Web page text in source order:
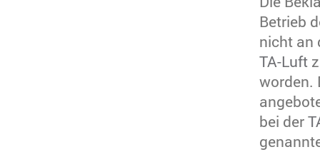
Betrieb
nicht an
TA-Luft
worden.
bei der